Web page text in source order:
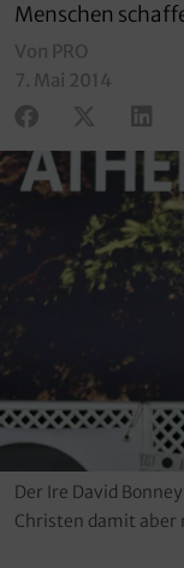
Menschen
Von PRO
7. Mai 2014
Der Ire David
Christen damit aber